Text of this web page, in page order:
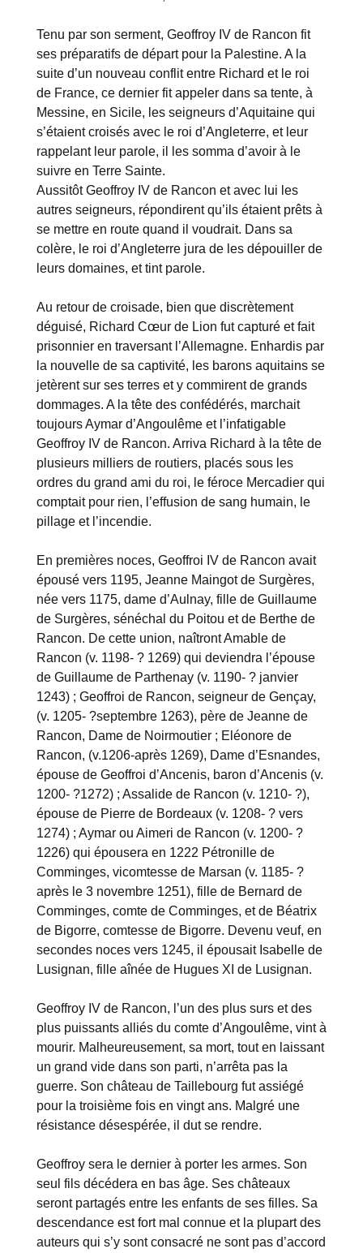
Tenu par son serment, Geoffroy IV de Rancon fit
ses préparatifs de départ pour la Palestine. A la
suite d’un nouveau conflit entre Richard et le roi
de France, ce dernier fit appeler dans sa tente, à
Messine, en Sicile, les seigneurs d’Aquitaine qui
s’étaient croisés avec le roi d’Angleterre, et leur
rappelant leur parole, il les somma d’avoir à le
suivre en Terre Sainte.
Aussitôt Geoffroy IV de Rancon et avec lui les
autres seigneurs, répondirent qu’ils étaient prêts à
se mettre en route quand il voudrait. Dans sa
colère, le roi d’Angleterre jura de les dépouiller de
leurs domaines, et tint parole.
Au retour de croisade, bien que discrètement
déguisé, Richard Cœur de Lion fut capturé et fait
prisonnier en traversant l’Allemagne. Enhardis par
la nouvelle de sa captivité, les barons aquitains se
jetèrent sur ses terres et y commirent de grands
dommages. A la tête des confédérés, marchait
toujours Aymar d’Angoulême et l’infatigable
Geoffroy IV de Rancon. Arriva Richard à la tête de
plusieurs milliers de routiers, placés sous les
ordres du grand ami du roi, le féroce Mercadier qui
comptait pour rien, l’effusion de sang humain, le
pillage et l’incendie.
En premières noces, Geoffroi IV de Rancon avait
épousé vers 1195, Jeanne Maingot de Surgères,
née vers 1175, dame d’Aulnay, fille de Guillaume
de Surgères, sénéchal du Poitou et de Berthe de
Rancon. De cette union, naîtront Amable de
Rancon (v. 1198- ? 1269) qui deviendra l’épouse
de Guillaume de Parthenay (v. 1190- ? janvier
1243) ; Geoffroi de Rancon, seigneur de Gençay,
(v. 1205- ?septembre 1263), père de Jeanne de
Rancon, Dame de Noirmoutier ; Eléonore de
Rancon, (v.1206-après 1269), Dame d’Esnandes,
épouse de Geoffroi d’Ancenis, baron d’Ancenis (v.
1200- ?1272) ; Assalide de Rancon (v. 1210- ?),
épouse de Pierre de Bordeaux (v. 1208- ? vers
1274) ; Aymar ou Aimeri de Rancon (v. 1200- ?
1226) qui épousera en 1222 Pétronille de
Comminges, vicomtesse de Marsan (v. 1185- ?
après le 3 novembre 1251), fille de Bernard de
Comminges, comte de Comminges, et de Béatrix
de Bigorre, comtesse de Bigorre. Devenu veuf, en
secondes noces vers 1245, il épousait Isabelle de
Lusignan, fille aînée de Hugues XI de Lusignan.
Geoffroy IV de Rancon, l’un des plus surs et des
plus puissants alliés du comte d’Angoulême, vint à
mourir. Malheureusement, sa mort, tout en laissant
un grand vide dans son parti, n’arrêta pas la
guerre. Son château de Taillebourg fut assiégé
pour la troisième fois en vingt ans. Malgré une
résistance désespérée, il dut se rendre.
Geoffroy sera le dernier à porter les armes. Son
seul fils décédera en bas âge. Ses châteaux
seront partagés entre les enfants de ses filles. Sa
descendance est fort mal connue et la plupart des
auteurs qui s’y sont consacré ne sont pas d’accord